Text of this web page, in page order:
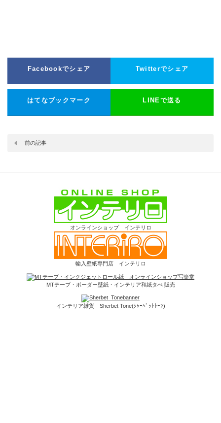
Facebookでシェア Twitterでシェア
はてなブックマーク LINEで送る
前の記事
オンラインショップ インテリロ
輸入壁紙専門店 インテリロ
MTテープ・ボーダー壁紙・インテリア和紙タぺ 販売
インテリア雑貨 Sherbet Tone(ｼｬｰﾍﾞｯﾄﾄｰﾝ)